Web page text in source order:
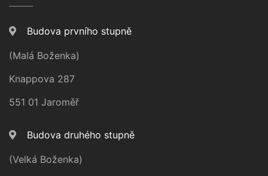
Budova prvního stupně
(Malá Boženka)
Knappova 287
551 01 Jaroměř
Budova druhého stupně
(Velká Boženka)